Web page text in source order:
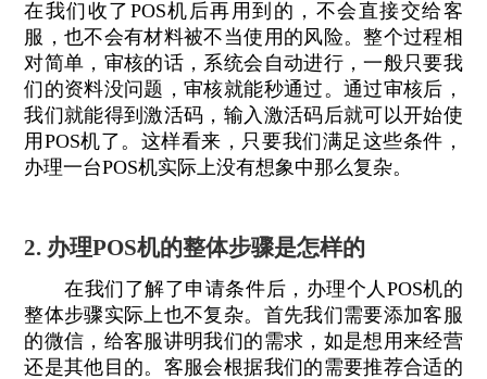
在我们收了POS机后再用到的，不会直接交给客
服，也不会有材料被不当使用的风险。整个过程相
对简单，审核的话，系统会自动进行，一般只要我
们的资料没问题，审核就能秒通过。通过审核后，
我们就能得到激活码，输入激活码后就可以开始使
用POS机了。这样看来，只要我们满足这些条件，
办理一台POS机实际上没有想象中那么复杂。
2. 办理POS机的整体步骤是怎样的
在我们了解了申请条件后，办理个人POS机的
整体步骤实际上也不复杂。首先我们需要添加客服
的微信，给客服讲明我们的需求，如是想用来经营
还是其他目的。客服会根据我们的需要推荐合适的